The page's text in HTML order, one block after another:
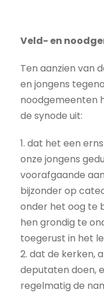
Veld- en
Ten aanzien van
en jongens
noodgemeenten
de synode uit:
1. dat het een
onze jongens
voorafgaande
bijzonder op
onder het oog te
hen grondig te
toegerust in het
2. dat de kerken,
deputaten doen,
regelmatig de